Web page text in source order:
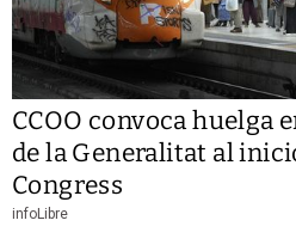
CCOO convoca huelga
de la Generalitat al
Congress
infoLibre